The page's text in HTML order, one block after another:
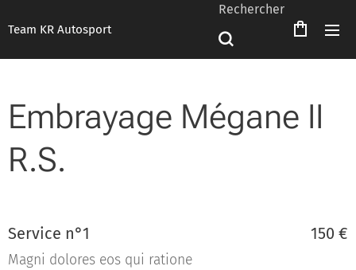
Team KR Autosport
Rechercher
Embrayage Mégane II
R.S.
Service n°1
Magni dolores eos qui ratione
150 €